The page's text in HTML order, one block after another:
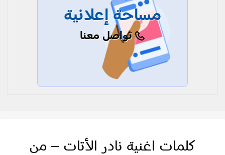
مساحة إعلانية
تواصل معنا
كلمات اغنية نادر الأتات – من